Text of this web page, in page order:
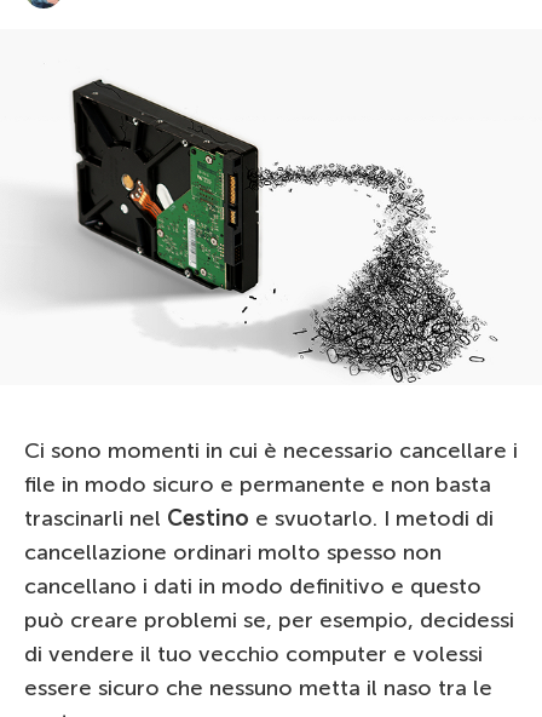
Ci sono momenti in cui è necessario cancellare i
file in modo sicuro e permanente e non basta
trascinarli nel Cestino e svuotarlo. I metodi di
cancellazione ordinari molto spesso non
cancellano i dati in modo definitivo e questo
può creare problemi se, per esempio, decidessi
di vendere il tuo vecchio computer e volessi
essere sicuro che nessuno metta il naso tra le